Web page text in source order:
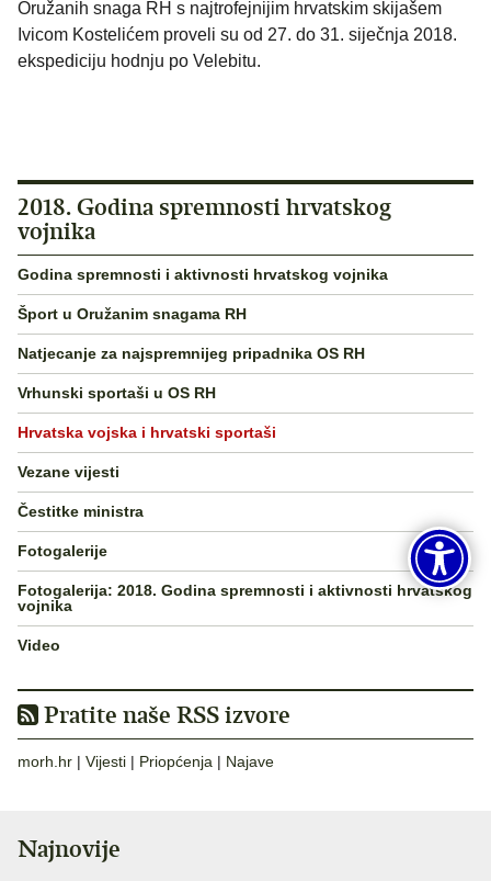
Oružanih snaga RH s najtrofejnijim hrvatskim skijašem
Ivicom Kostelićem proveli su od 27. do 31. siječnja 2018.
ekspediciju hodnju po Velebitu.
2018. Godina spremnosti hrvatskog
vojnika
Godina spremnosti i aktivnosti hrvatskog vojnika
Šport u Oružanim snagama RH
Natjecanje za najspremnijeg pripadnika OS RH
Vrhunski sportaši u OS RH
Hrvatska vojska i hrvatski sportaši
Vezane vijesti
Čestitke ministra
Fotogalerije
Fotogalerija: 2018. Godina spremnosti i aktivnosti hrvatskog
vojnika
Video
Pratite naše RSS izvore
morh.hr | Vijesti | Priopćenja | Najave
Najnovije